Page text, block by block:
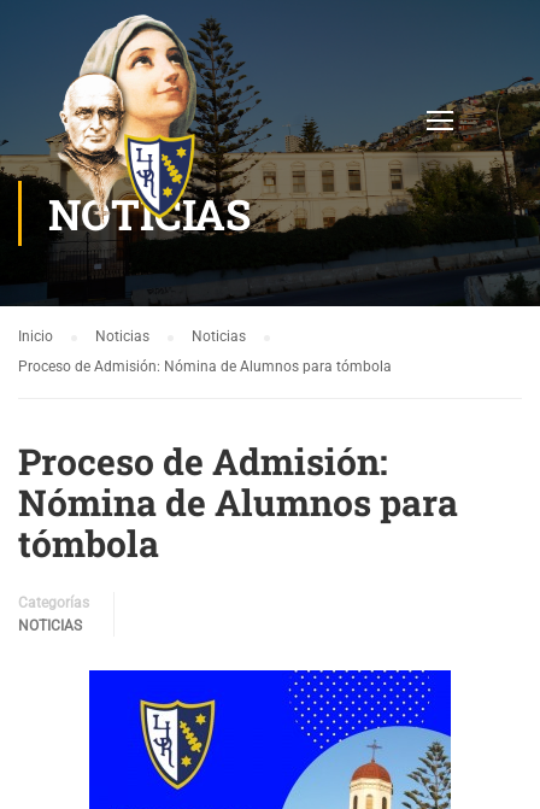
NOTICIAS
Inicio Noticias
Noticias
Proceso de Admisión: Nómina de Alumnos para tómbola
Proceso de Admisión:
Nómina de Alumnos para
tómbola
Categorías
NOTICIAS